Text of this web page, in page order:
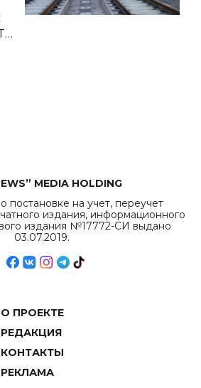
MEDIA HOLDING
постановке на учет, переучет
издания, информационного
издания №17772-СИ выдано
03.07.2019.
О ПРОЕКТЕ
РЕДАКЦИЯ
КОНТАКТЫ
РЕКЛАМА